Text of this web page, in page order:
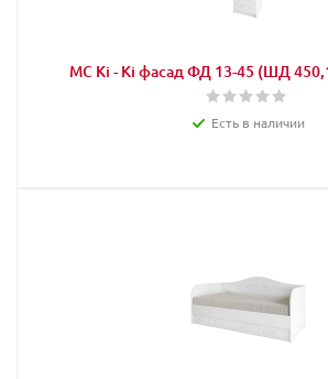
МС Кi - Кi фасад ФД 13-45 (ШД
Есть в наличии